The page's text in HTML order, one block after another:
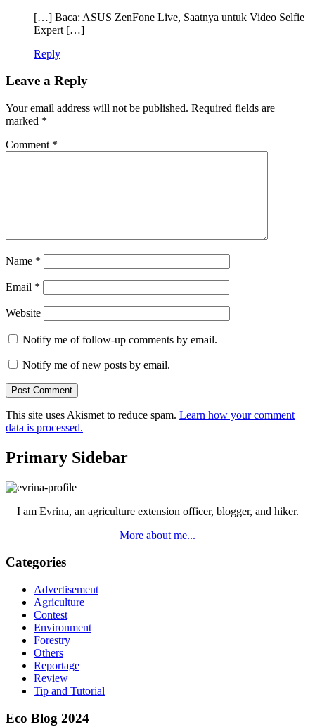
[…] Baca: ASUS ZenFone Live, Saatnya untuk Video Selfie
Expert […]
Reply
Leave a Reply
Your email address will not be published. Required fields are
marked *
Comment *
Name *
Email *
Website
Notify me of follow-up comments by email.
Notify me of new posts by email.
This site uses Akismet to reduce spam. Learn how your comment
data is processed.
Primary Sidebar
I am Evrina, an agriculture extension officer, blogger, and hiker.
More about me...
Categories
Advertisement
Agriculture
Contest
Environment
Forestry
Others
Reportage
Review
Tip and Tutorial
Eco Blog 2024